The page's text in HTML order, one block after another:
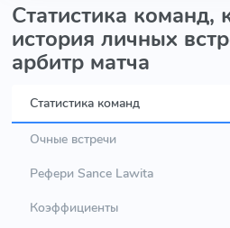
Статистика команд,
история личных
арбитр матча
Статистика команд
Очные встречи
Рефери Sance Lawita
Коэффициенты